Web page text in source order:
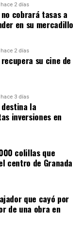
hace 2 días
cobrará tasas a
en su mercadillo
hace 2 días
su cine de
hace 3 días
la
inversiones en
colillas que
centro de Granada
que cayó por
de una obra en